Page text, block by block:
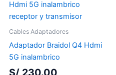
Cables Adaptadores
Adaptador Braidol Q4 Hdmi
5G inalambrico
S/ 230.00